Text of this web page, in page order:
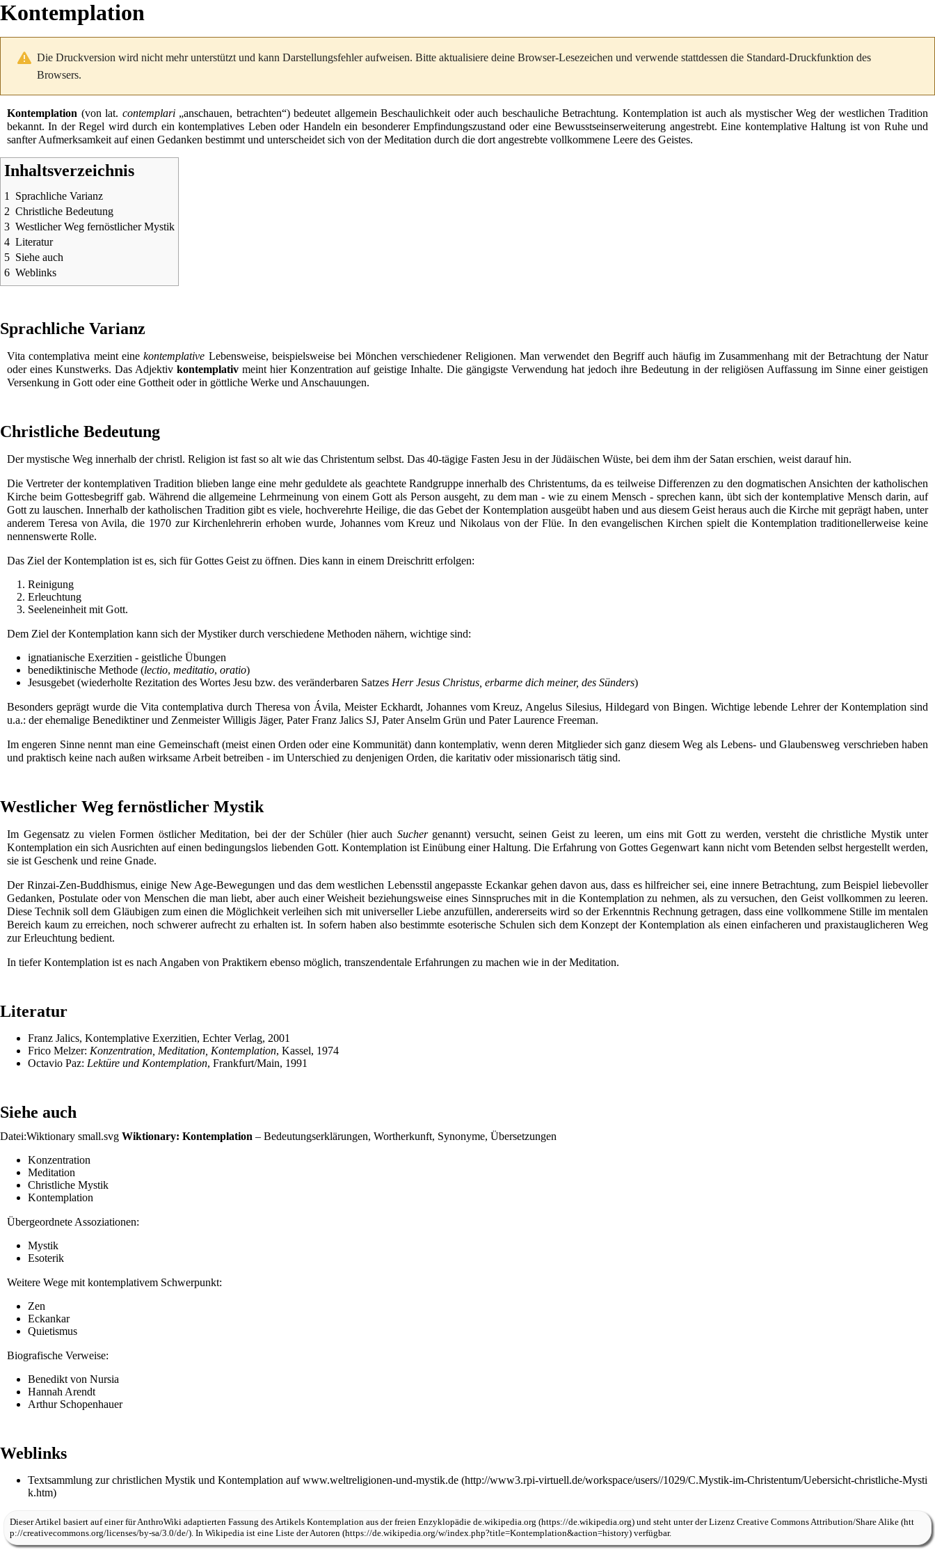
Kontemplation
Die Druckversion wird nicht mehr unterstützt und kann Darstellungsfehler aufweisen. Bitte aktualisiere deine Browser-Lesezeichen und verwende stattdessen die Standard-Druckfunktion des
Browsers.
Kontemplation (vonlat. contemplari„anschauen, betrachten“) bedeutet allgemein Beschaulichkeit oder auch beschauliche Betrachtung. Kontemplation ist auch als mystischerWeg der westlichen Tradition
bekannt. In der Regel wird durch ein kontemplatives Leben oder Handeln ein besonderer Empfindungszustand oder eineBewusstseinserweiterung angestrebt. Eine kontemplative Haltung ist von Ruhe und
sanfter Aufmerksamkeit auf einen Gedanken bestimmt und unterscheidet sich von derMeditation durch die dort angestrebte vollkommene Leere des Geistes.
Inhaltsverzeichnis
1
Sprachliche Varianz
2 Christliche Bedeutung
3 Westlicher Weg fernöstlicher Mystik
4 Literatur
5 Siehe auch
6 Weblinks
Sprachliche Varianz
Vita contemplativa meint einekontemplative Lebensweise, beispielsweise bei Mönchen verschiedener Religionen. Man verwendet den Begriff auch häufig im Zusammenhang mit der Betrachtung derNatur
oder eines Kunstwerks. Das Adjektiv kontemplativ meint hier Konzentration auf geistige Inhalte. Die gängigste Verwendung hat jedoch ihre Bedeutung in der religiösen Auffassung im Sinne einer geistigen
Versenkung in Gott oder eine Gottheit oder in göttliche Werke und Anschauungen.
Christliche Bedeutung
Der mystische Weg innerhalb der christl. Religion ist fast so alt wie das Christentum selbst. Das 40-tägige Fasten Jesu in der Jüdäischen Wüste, bei dem ihm der Satan erschien, weist darauf hin.
Die Vertreter der kontemplativen Tradition blieben lange eine mehr geduldete als geachtete Randgruppe innerhalb des Christentums, da es teilweise Differenzen zu dendogmatischen Ansichten derkatholischen
Kirche beim Gottesbegriff gab. Während die allgemeine Lehrmeinung von einemGott als Person ausgeht, zu dem man - wie zu einem Mensch - sprechen kann, übt sich der kontemplative Mensch darin, auf
Gott zu lauschen. Innerhalb der katholischen Tradition gibt es viele, hochverehrte Heilige, die das Gebet der Kontemplation ausgeübt haben und aus diesem Geist heraus auch die Kirche mit geprägt haben, unter
anderem Teresa von Avila, die 1970 zur Kirchenlehrerin erhoben wurde, Johannes vom Kreuz und Nikolaus von der Flüe. In den evangelischen Kirchen spielt die Kontemplation traditionellerweise keine
nennenswerte Rolle.
Das Ziel der Kontemplation ist es, sich für Gottes Geist zu öffnen. Dies kann in einem Dreischritt erfolgen:
Reinigung
Erleuchtung
Seeleneinheit mit Gott.
Dem Ziel der Kontemplation kann sich der Mystiker durch verschiedene Methoden nähern, wichtige sind:
ignatianische Exerzitien - geistliche Übungen
benediktinische Methode (lectio, meditatio, oratio)
Jesusgebet (wiederholte Rezitation des Wortes Jesu bzw. des veränderbaren Satzes Herr Jesus Christus, erbarme dich meiner, des Sünders)
Besonders geprägt wurde die Vita contemplativa durch Theresa von Ávila, Meister Eckhardt, Johannes vom Kreuz, Angelus Silesius,Hildegard von Bingen. Wichtige lebende Lehrer der Kontemplation sind
u.a.: der ehemalige Benediktiner und ZenmeisterWilligis Jäger, PaterFranz Jalics SJ, PaterAnselm Grün und PaterLaurence Freeman.
Im engeren Sinne nennt man eine Gemeinschaft (meist einen Orden oder eineKommunität) dann kontemplativ, wenn deren Mitglieder sich ganz diesem Weg als Lebens- und Glaubensweg verschrieben haben
und praktisch keine nach außen wirksame Arbeit betreiben - im Unterschied zu denjenigen Orden, die karitativ odermissionarisch tätig sind.
Westlicher Weg fernöstlicher Mystik
Im Gegensatz zu vielen Formen östlicher Meditation, bei der der Schüler (hier auch Suchergenannt) versucht, seinen Geist zu leeren, um eins mit Gott zu werden, versteht die christliche Mystik unter
Kontemplation ein sich Ausrichten auf einen bedingungslos liebenden Gott. Kontemplation ist Einübung einer Haltung. Die Erfahrung von Gottes Gegenwart kann nicht vom Betenden selbst hergestellt werden,
sie ist Geschenk und reine Gnade.
Der Rinzai-Zen-Buddhismus, einige New Age-Bewegungen und das dem westlichen Lebensstil angepasste Eckankargehen davon aus, dass es hilfreicher sei, eine innere Betrachtung, zum Beispiel liebevoller
Gedanken, Postulateoder von Menschen die man liebt, aber auch einerWeisheit beziehungsweise eines Sinnspruchesmit in die Kontemplation zu nehmen, als zu versuchen, den Geist vollkommen zu leeren.
Diese Technik soll dem Gläubigen zum einen die Möglichkeit verleihen sich mit universellerLiebeanzufüllen, andererseits wird so der Erkenntnis Rechnung getragen, dass eine vollkommene Stille im mentalen
Bereich kaum zu erreichen, noch schwerer aufrecht zu erhalten ist. In sofern haben also bestimmteesoterische Schulen sich dem Konzept der Kontemplation als einen einfacheren und praxistauglicheren Weg
zurErleuchtung bedient.
In tiefer Kontemplation ist es nach Angaben von Praktikern ebenso möglich, transzendentale Erfahrungen zu machen wie in derMeditation.
Literatur
Franz Jalics, Kontemplative Exerzitien, Echter Verlag, 2001
Frico Melzer: Konzentration, Meditation, Kontemplation, Kassel, 1974
Octavio Paz: Lektüre und Kontemplation, Frankfurt/Main, 1991
Siehe auch
Datei:Wiktionary small.svg Wiktionary: Kontemplation – Bedeutungserklärungen, Wortherkunft, Synonyme, Übersetzungen
Konzentration
Meditation
Christliche Mystik
Kontemplation
Übergeordnete Assoziationen:
Mystik
Esoterik
Weitere Wege mit kontemplativem Schwerpunkt:
Zen
Eckankar
Quietismus
Biografische Verweise:
Benedikt von Nursia
Hannah Arendt
Arthur Schopenhauer
Weblinks
Textsammlung zur christlichen Mystik und Kontemplation auf www.weltreligionen-und-mystik.de
Dieser Artikel basiert auf einer fürAnthroWiki adaptierten Fassung des Artikels Kontemplation aus der freien Enzyklopädie de.wikipedia.org und steht unter der Lizenz Creative Commons Attribution/Share Alike
. In Wikipedia ist eine Liste der Autoren verfügbar.